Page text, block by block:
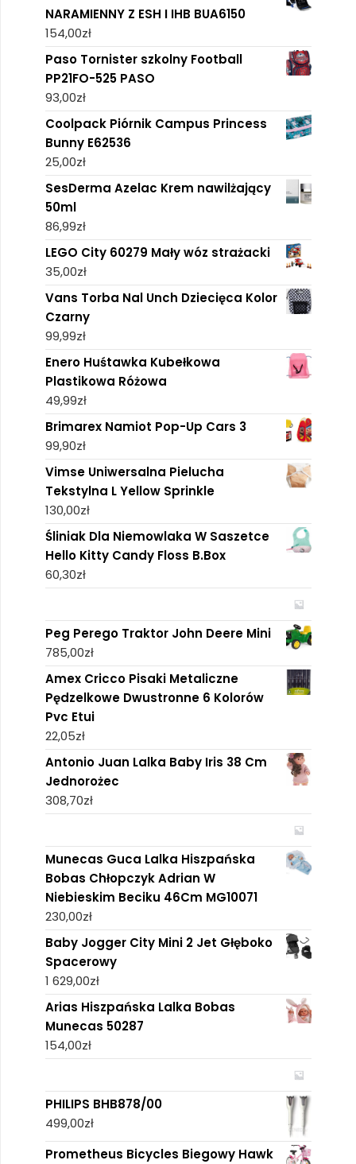
NARAMIENNY Z ESH I IHB BUA6150
154,00zł
Paso Tornister szkolny Football
PP21FO-525 PASO
93,00zł
Coolpack Piórnik Campus Princess
Bunny E62536
25,00zł
SesDerma Azelac Krem nawilżający
50ml
86,99zł
LEGO City 60279 Mały wóz strażacki
35,00zł
Vans Torba Nal Unch Dziecięca Kolor
Czarny
99,99zł
Enero Huśtawka Kubełkowa
Plastikowa Różowa
49,99zł
Brimarex Namiot Pop-Up Cars 3
99,90zł
Vimse Uniwersalna Pielucha
Tekstylna L Yellow Sprinkle
130,00zł
Śliniak Dla Niemowlaka W Saszetce
Hello Kitty Candy Floss B.Box
60,30zł
Peg Perego Traktor John Deere Mini
785,00zł
Amex Cricco Pisaki Metaliczne
Pędzelkowe Dwustronne 6 Kolorów
Pvc Etui
22,05zł
Antonio Juan Lalka Baby Iris 38 Cm
Jednorożec
308,70zł
Munecas Guca Lalka Hiszpańska
Bobas Chłopczyk Adrian W
Niebieskim Beciku 46Cm MG10071
230,00zł
Baby Jogger City Mini 2 Jet Głęboko
Spacerowy
1 629,00zł
Arias Hiszpańska Lalka Bobas
Munecas 50287
154,00zł
PHILIPS BHB878/00
499,00zł
Prometheus Bicycles Biegowy Hawk